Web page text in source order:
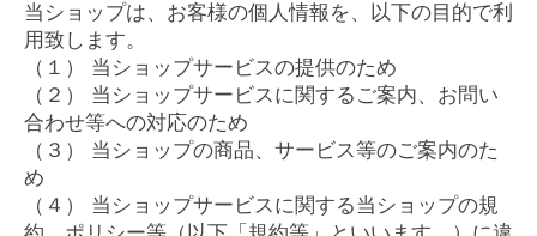
当ショップは、お客様の個人情報を、以下の目的で利
用致します。
（１） 当ショップサービスの提供のため
（２） 当ショップサービスに関するご案内、お問い
合わせ等への対応のため
（３） 当ショップの商品、サービス等のご案内のた
め
（４） 当ショップサービスに関する当ショップの規